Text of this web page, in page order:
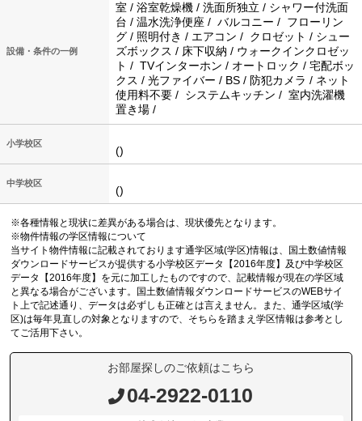
設備・条件の一例
室 / 浴室乾燥機 / 洗面所独立 / シャワー付洗面
台 / 温水洗浄便座 / バルコニー / フローリン
グ / 照明付き / エアコン / クロゼット / シュー
ズボックス / 床下収納 / ウォークインクロゼッ
ト / TVインターホン / オートロック / 宅配ボッ
クス / 光ファイバー / BS / 防犯カメラ / ネット
使用料不要 / システムキッチン / 室内洗濯機
置き場 /
小学校区
()
中学校区
()
※各種情報と現状に差異がある場合は、現状優先となります。
※物件情報の学区情報について
当サイト物件情報に記載されております通学区域(学区)情報は、国土数値情報
ダウンロードサービスが提供する小学校区データ【2016年度】及び中学校区
データ【2016年度】を元に加工したものですので、記載情報が現在の学区域
と異なる場合がございます。国土数値情報ダウンロードサービスのWEBサイ
ト上で記述通り、データは必ずしも正確とは言えません。また、通学区域(学
区)は毎年見直しの対象となりますので、そちらを踏まえ学区情報は参考とし
てご活用下さい。
お部屋探しのご依頼はこちら
04-2922-0110